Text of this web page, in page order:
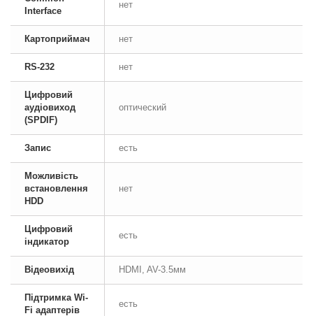
Interface
нет
Картоприймач нет
RS-232 нет
Цифровий
аудіовиход
(SPDIF)
оптический
Запис есть
Можливість
встановлення
HDD
нет
Цифровий
індикатор
есть
Відеовихід HDMI, AV-3.5мм
Підтримка Wi-
Fi адаптерів
есть